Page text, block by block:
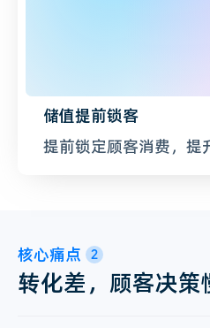
储值提前锁客
提前锁定顾客消费，提
核心痛点 2
转化差，顾客决策